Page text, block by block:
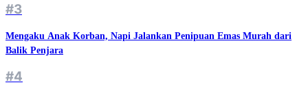
#3
Mengaku Anak Korban, Napi Jalankan Penipuan Emas Murah dari
Balik Penjara
#4